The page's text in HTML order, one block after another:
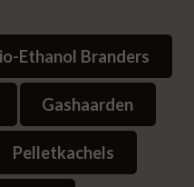
Ethanol Branders
Gashaarden
Pelletkachels